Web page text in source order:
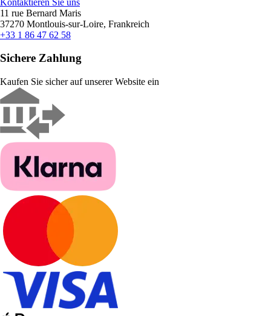
11 rue Bernard Maris
37270 Montlouis-sur-Loire, Frankreich
+33 1 86 47 62 58
Sichere Zahlung
Kaufen Sie sicher auf unserer Website ein